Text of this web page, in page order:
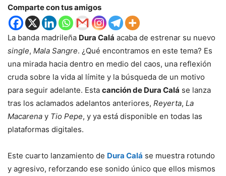
Comparte con tus amigos
La banda madrileña Dura Calá acaba de estrenar su nuevo
single, Mala Sangre. ¿Qué encontramos en este tema? Es
una mirada hacia dentro en medio del caos, una reflexión
cruda sobre la vida al límite y la búsqueda de un motivo
para seguir adelante. Esta canción de Dura Calá se lanza
tras los aclamados adelantos anteriores, Reyerta, La
Macarena y Tio Pepe, y ya está disponible en todas las
plataformas digitales.
Este cuarto lanzamiento de Dura Calá se muestra rotundo
y agresivo, reforzando ese sonido único que ellos mismos